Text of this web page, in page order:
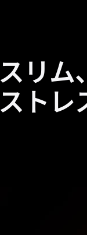
スリム
ストレ